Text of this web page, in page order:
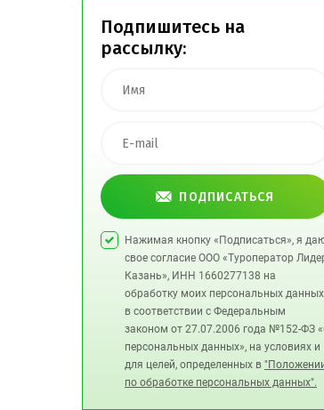
Подпишитесь на
рассылку:
ПОДПИСАТЬСЯ
Нажимая кнопку «Подписаться», я
свое согласие ООО «Туроператор
Казань», ИНН 1660277138 на
обработку моих персональных
в соответствии с Федеральным
законом от 27.07.2006 года №152-ФЗ
персональных данных», на условиях и
для целей, определенных в
по обработке персональных данных".